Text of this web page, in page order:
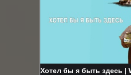
Хотел бы я быть здесь |